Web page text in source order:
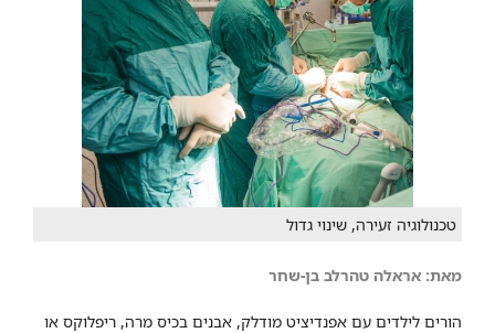
טכנולוגיה זעירה, שינוי גדול
מאת: אראלה טהרלב בן-שחר
הורים לילדים עם אפנדיציט מודלק, אבנים בכיס מרה, ריפלוקס או